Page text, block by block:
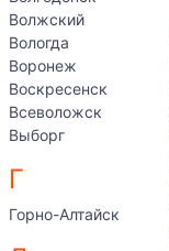
Волжский
Вологда
Воронеж
Воскресенск
Всеволожск
Выборг
Г
Горно-Алтайск